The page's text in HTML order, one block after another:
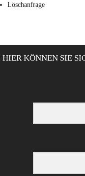
Löschanfrage
HIER KÖNNEN SIE